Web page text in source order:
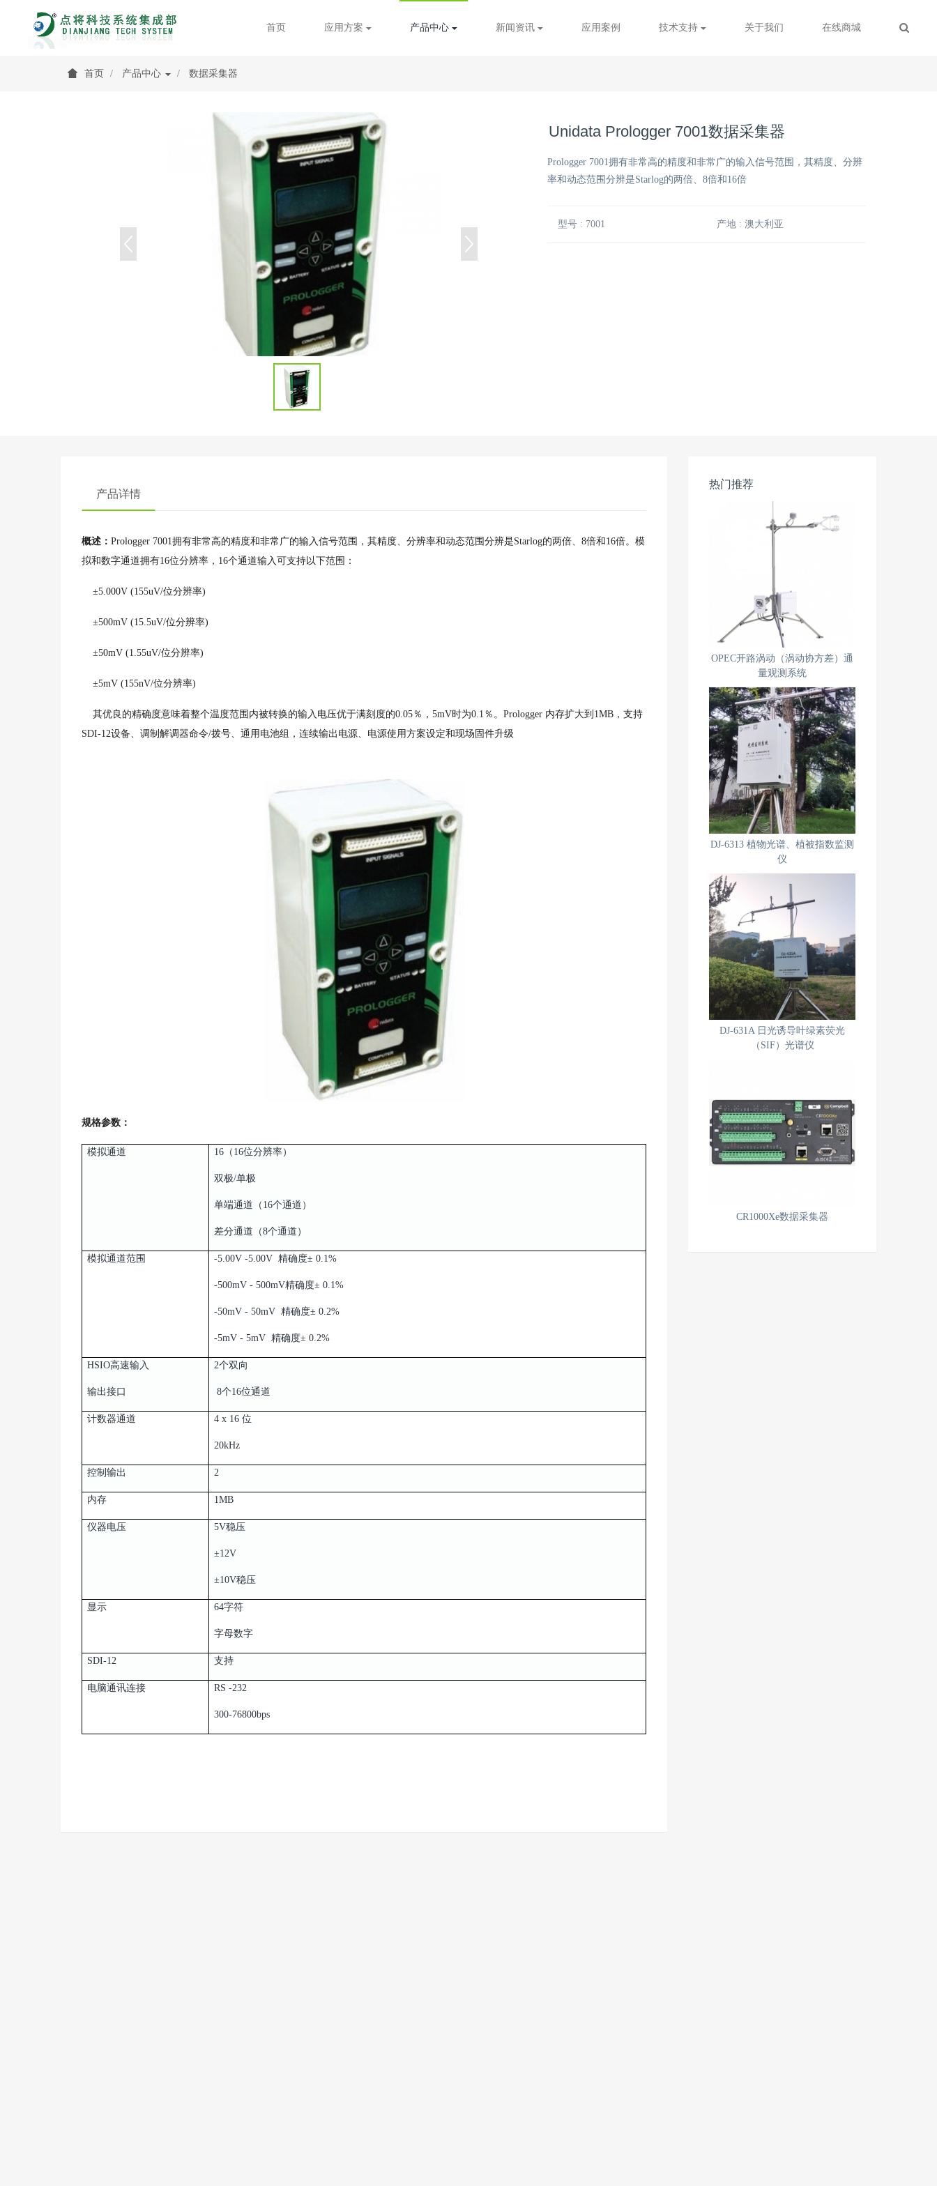
首页 应用方案 产品中心 新闻资讯 应用案例 技术支持 关于我们 在线商城
首页 产品中心 数据采集器
Unidata Prologger 7001数据采集器
Prologger 7001拥有非常高的精度和非常广的输入信号范围，其精度、分辨
率和动态范围分辨是Starlog的两倍、8倍和16倍
型号 : 7001 产地 : 澳大利亚
产品详情
概述： Prologger 7001拥有非常高的精度和非常广的输入信号范围，其精度、分辨率和动态范围分辨是Starlog的两倍、8倍和16倍。模
拟和数字通道拥有16位分辨率，16个通道输入可支持以下范围：
±5.000V (155uV/位分辨率)
±500mV (15.5uV/位分辨率)
±50mV (1.55uV/位分辨率)
±5mV (155nV/位分辨率)
其优良的精确度意味着整个温度范围内被转换的输入电压优于满刻度的0.05％，5mV时为0.1％。Prologger 内存扩大到1MB，支持
SDI-12设备、调制解调器命令/拨号、通用电池组，连续输出电源、电源使用方案设定和现场固件升级
规格参数：
模拟通道 16（16位分辨率）
双极/单极
单端通道（16个通道）
差分通道（8个通道）
模拟通道范围 -5.00V -5.00V 精确度± 0.1%
-500mV - 500mV精确度± 0.1%
-50mV - 50mV 精确度± 0.2%
-5mV - 5mV 精确度± 0.2%
HSIO高速输入
输出接口
2个双向
8个16位通道
计数器通道 4 x 16 位
20kHz
控制输出 2
内存 1MB
仪器电压 5V稳压
±12V
±10V稳压
显示 64字符
字母数字
SDI-12 支持
电脑通讯连接 RS -232
300-76800bps
热门推荐
OPEC开路涡动（涡动协方差）通
量观测系统
DJ-6313 植物光谱、植被指数监测
仪
DJ-631A 日光诱导叶绿素荧光
（SIF）光谱仪
CR1000Xe数据采集器